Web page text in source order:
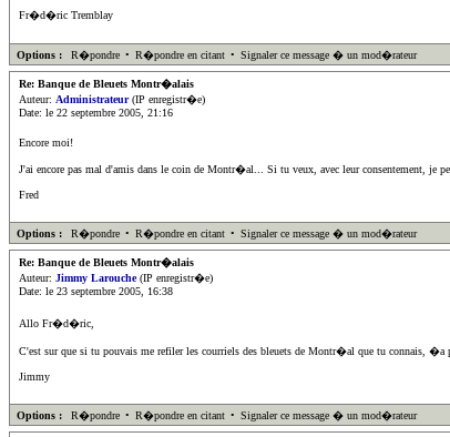
Fr�d�ric Tremblay
Options : R�pondre • R�pondre en citant • Signaler ce message � un mod�rateur
Re: Banque de Bleuets Montr�alais
Auteur: Administrateur(IP enregistr�e)
Date: le 22 septembre 2005, 21:16
Encore moi!
J'ai encore pas mal d'amis dans le coin de Montr�al... Si tu veux, avec leur consentement,
Fred
Options : R�pondre • R�pondre en citant • Signaler ce message � un mod�rateur
Re: Banque de Bleuets Montr�alais
Auteur: Jimmy Larouche(IP enregistr�e)
Date: le 23 septembre 2005, 16:38
Allo Fr�d�ric,
C'est sur que si tu pouvais me refiler les courriels des bleuets de Montr�al que tu connais,
Jimmy
Options : R�pondre • R�pondre en citant • Signaler ce message � un mod�rateur